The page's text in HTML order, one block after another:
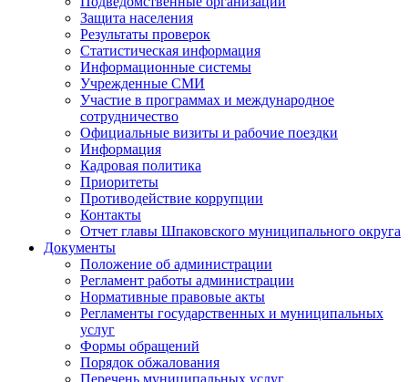
Защита населения
Результаты проверок
Статистическая информация
Информационные системы
Учрежденные СМИ
Участие в программах и международное
сотрудничество
Официальные визиты и рабочие поездки
Информация
Кадровая политика
Приоритеты
Противодействие коррупции
Контакты
Отчет главы Шпаковского муниципального округа
Документы
Положение об администрации
Регламент работы администрации
Нормативные правовые акты
Регламенты государственных и муниципальных
услуг
Формы обращений
Порядок обжалования